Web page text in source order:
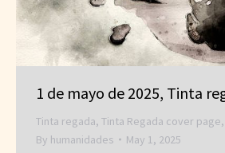
1 de mayo de 2025, Tinta
Tinta regada, Tinta Regada cover page,
By humanidades May 1, 2025